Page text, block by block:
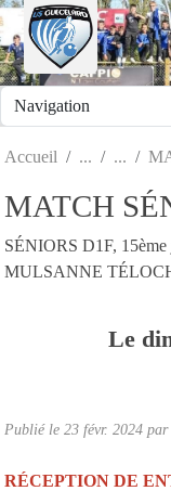
Accueil
MATCH
SÉNIORS D1F, 15ème
MULSANNE
Le
Publié le 23 févr. 2024 par
RÉCEPTION DE
Panneau de gestion des